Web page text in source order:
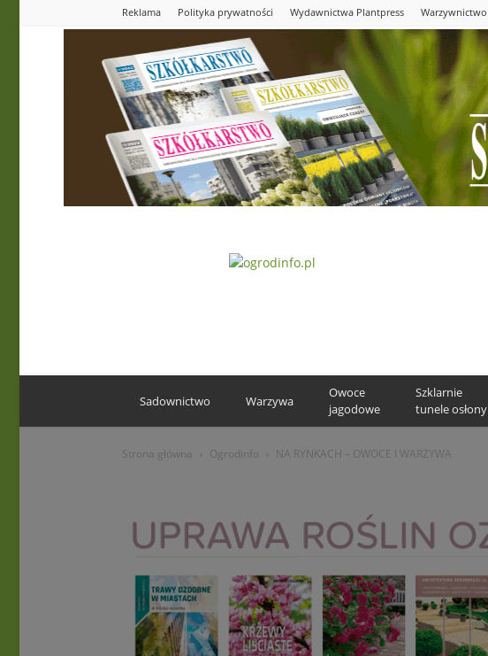
Reklama Polityka prywatności Wydawnictwa Plantpress Warzywnictwo
Sadownictwo Warzywa
Owoce
jagodowe
Szklarnie
tunele osłony
Strona główna Ogrodinfo NA RYNKACH – OWOCE I WARZYWA